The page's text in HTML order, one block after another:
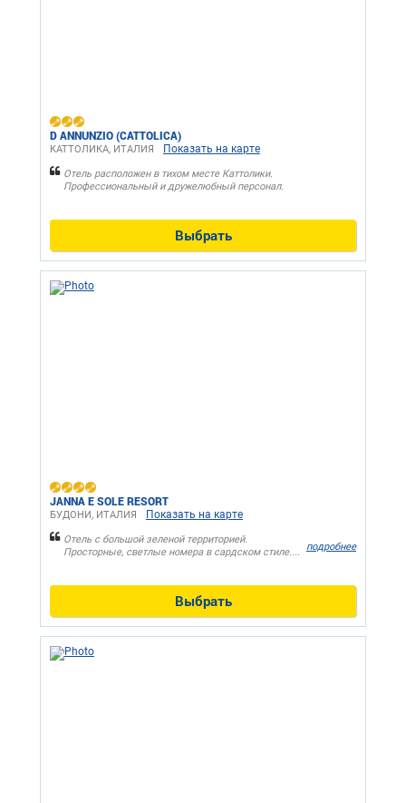
D ANNUNZIO (CATTOLICA)
КАТТОЛИКА, ИТАЛИЯ Показать на карте
Отель расположен в тихом месте Каттолики.
Профессиональный и дружелюбный персонал.
Выбрать
JANNA E SOLE RESORT
БУДОНИ, ИТАЛИЯ Показать на карте
Отель с большой зеленой территорией.
Просторные, светлые номера в сардском стиле....
подробнее
Выбрать